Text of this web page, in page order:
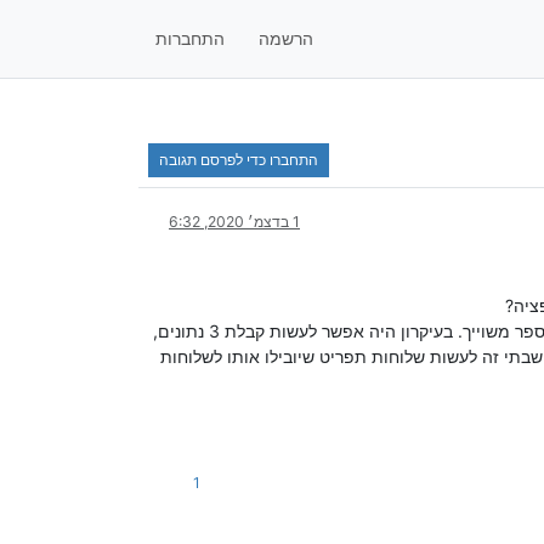
הרשמה התחברות
התחברו כדי לפרסם תגובה
1 בדצמ׳ 2020, 6:32
או לחילופין פתרון אחר לצורך שלי - אני צריך לקבל נתון של תעודת זהות כאשר אני מעונין לדעת לפני זה לאיזה עיר ומגזר המספר משוייך. בעיקרון היה אפשר לעשות קבלת 3 נתונים,
זה לעשות שלוחות תפריט שיובילו אותו לשלוחות
1